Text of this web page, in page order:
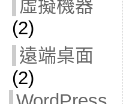
虛擬機器
(2)
遠端桌面
(2)